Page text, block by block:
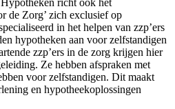
richt ook het
de Zorg’ zich exclusief op
in het helpen van zzp’ers
hypotheken aan voor zelfstandigen
zzp’ers in de zorg krijgen hier
Ze hebben afspraken met
voor zelfstandigen. Dit maakt
en hypotheekoplossingen